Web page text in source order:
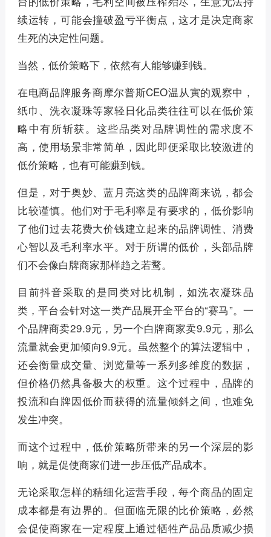
续运转，可能会撞破盈亏平衡点，这才是决定商家
生死的决定性问题。
当然，低价策略下，依然有人能够赚到钱。
在电商品牌服务商摩尔普斯CEO温从寅的观察中，
纸巾、洗衣凝珠等家轻日化品类往往可以在低价策
略中有所斩获。这些品类对品牌调性的需求度不
高，使用场景非常简单，因此即便采取比较激进的
低价策略，也有可能赚到钱。
但是，对于奥妙、蓝月亮这类的品牌商来说，都会
比较谨慎。他们对于毛利率是有要求的，低价影响
了他们过去花费大价钱建立起来的品牌调性、消费
心智以及毛利率水平。对于所谓的低价，头部品牌
们不会像白牌商家那样趋之若鹜。
目前抖音采取的是同类对比机制，如洗衣凝珠品
类，平台会针对这一类产品展开全平台的“赛马”。一
个品牌商卖29.9元，另一个白牌商家卖9.9元，那么
流量就会更加倾向9.9元。虽然整个的算法逻辑中，
还会衡量成交量、浏览量等一系列多维度的数据，
但价格仍然具备极大的权重。这个过程中，品牌的
投流和白牌因低价而获得的流量倾斜之间，也难免
发生冲突。
而这个过程中，低价策略所带来的另一个深层的影
响，就是促使商家们进一步压低产品成本。
无论采取怎样的精细化运营手段，每个商品的固定
成本都是有边界的。但面临无限的比价策略，必然
会促使商家在一定程度上通过牺牲产品品质减少损